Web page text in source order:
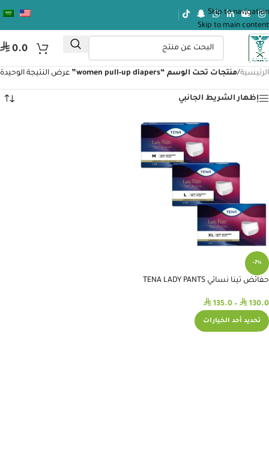
Skip to navigation
Skip to main content
⃁ 0.0
الرئيسية/منتجات تحت الوسم “women pull-up diapers” عرض النتيجة الوحيدة
إظهار الشريط الجانبي
-7%
حفائض تينا نسائي TENA LADY PANTS
⃁ 130.0
–
⃁ 135.0
تحديد أحد الخيارات